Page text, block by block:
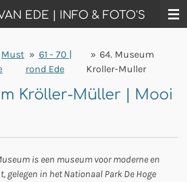
EDE | INFO & FOTO'S
Must » 61 - 70 |
rond Ede
» 64. Museum
Kroller-Muller
Kröller-Müller | Mooi
is een museum voor moderne en
gelegen in het Nationaal Park De Hoge